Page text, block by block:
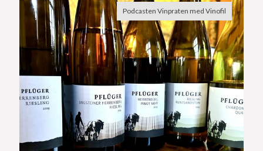
Podcasten Vinpraten med Vinofil